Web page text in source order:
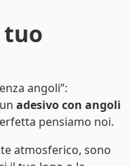
tuo
angoli”:
adesivo con angoli
pensiamo noi.
atmosferico, sono